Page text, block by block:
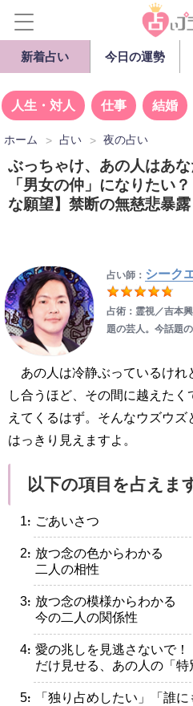
新着占い 今日の運勢
人生・対人 仕事 結婚
ホーム 占い 夜の占い
ぶっちゃけ、あの人はあ
「男女の仲」になりたい
な願望】禁断の無慈悲暴露
占い師： シーク
占術：霊視／吉本
題の芸人。今話題
あの人は冷静ぶっているけ
し合うほど、その間に越えた
えてくるはず。そんなウズウ
はっきり見えますよ。
以下の項目を占えま
・ごあいさつ
・放つ念の色からわかる
二人の相性
・放つ念の模様からわかる
今の二人の関係性
・愛の兆しを見逃さないで
だけ見せる、あの人の「特
・「独り占めしたい」「誰